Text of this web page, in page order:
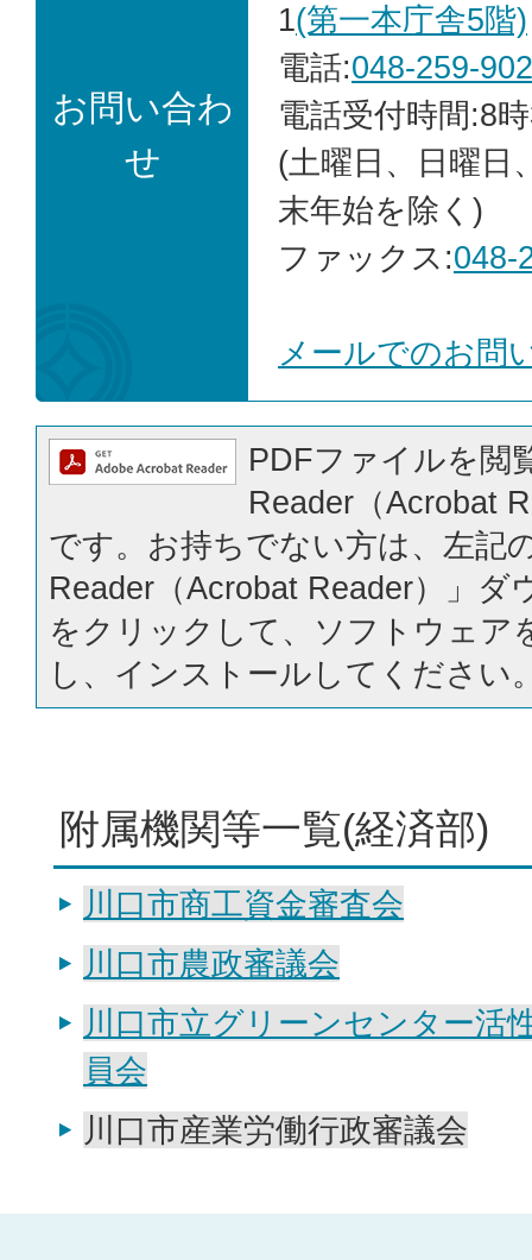
お問い合わ
せ
1(第一本庁舎5階)
電話:048-259-
電話受付時間:8
(土曜日、日曜日
末年始を除く)
ファックス:048-
メールでのお問
PDFファイルを閲
Reader（Acrobat
です。お持ちでない方は、左記
Reader（Acrobat Reader）」ダ
をクリックして、ソフトウェア
し、インストールしてください
附属機関等一覧(経済部)
川口市商工資金審査会
川口市農政審議会
川口市立グリーンセンター活
員会
川口市産業労働行政審議会